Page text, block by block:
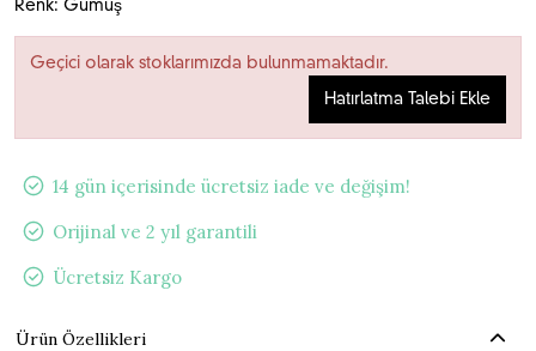
Renk: Gümüş
Geçici olarak stoklarımızda bulunmamaktadır.
Hatırlatma Talebi Ekle
14 gün içerisinde ücretsiz iade ve değişim!
Orijinal ve 2 yıl garantili
Ücretsiz Kargo
Ürün Özellikleri